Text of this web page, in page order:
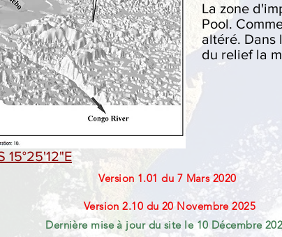
La zone
Pool.
altéré. Dans
du relief la
15°25'12"E
Version 1.01 du 7 Mars 2020
Version 2.10 du 20 Novembre 2025
Dernière mise à jour du site le 10 Décembre